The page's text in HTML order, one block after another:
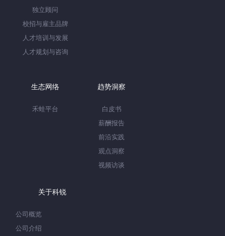
独立顾问
校招与雇主品牌
人才培训与发展
人才规划与咨询
生态网络
禾蛙平台
趋势洞察
白皮书
薪酬报告
前沿实践
观点洞察
视频访谈
关于科锐
公司概览
公司介绍